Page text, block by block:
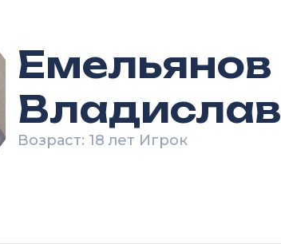
Емельянов
Владислав
Возраст: 18 лет Игрок